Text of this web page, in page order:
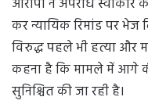
आरोपी ने अपराध स्वीकार
कर न्यायिक रिमांड पर
विरुद्ध पहले भी हत्या और
कहना है कि मामले में आगे
सुनिश्चित की जा रही है।